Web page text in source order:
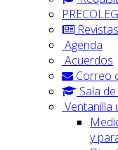
Revistas
Agenda
Acuerdos
Correo
Sala
Ventanilla
y